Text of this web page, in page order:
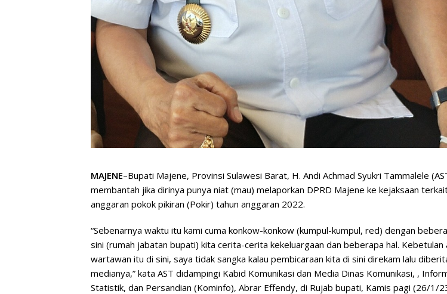
MAJENE–Bupati Majene, Provinsi Sulawesi Barat, H. Andi Achmad Syukri Tammalele
membantah jika dirinya punya niat (mau) melaporkan DPRD Majene ke kejaksaan
anggaran pokok pikiran (Pokir) tahun anggaran 2022.
“Sebenarnya waktu itu kami cuma konkow-konkow (kumpul-kumpul, red) dengan
sini (rumah jabatan bupati) kita cerita-cerita kekeluargaan dan beberapa hal. Kebetulan
wartawan itu di sini, saya tidak sangka kalau pembicaraan kita di sini direkam lalu
medianya,” kata AST didampingi Kabid Komunikasi dan Media Dinas Komunikasi, ,
Statistik, dan Persandian (Kominfo), Abrar Effendy, di Rujab bupati, Kamis pagi (26/1/